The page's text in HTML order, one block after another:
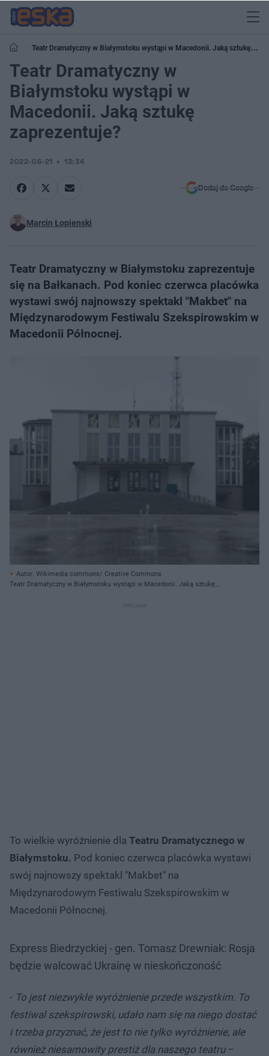
Teatr Dramatyczny w Białymstoku wystąpi w Macedonii. Jaką sztukę
zaprezentuje?
Teatr Dramatyczny w
Białymstoku wystąpi w
Macedonii. Jaką sztukę
zaprezentuje?
2022-06-21 13:34
Dodaj do Google
Marcin Łopienski
Teatr Dramatyczny w Białymstoku zaprezentuje
się na Bałkanach. Pod koniec czerwca placówka
wystawi swój najnowszy spektakl "Makbet" na
Międzynarodowym Festiwalu Szekspirowskim w
Macedonii Północnej.
Autor: Wikimedia commons/ Creative Commons
Teatr Dramatyczny w Białymstoku wystąpi w Macedonii. Jaką sztukę
To wielkie wyróżnienie dla Teatru Dramatycznego w
Białymstoku. Pod koniec czerwca placówka wystawi
swój najnowszy spektakl "Makbet" na
Międzynarodowym Festiwalu Szekspirowskim w
Macedonii Północnej.
Express Biedrzyckiej - gen. Tomasz Drewniak: Rosja
będzie walcować Ukrainę w nieskończoność
- To jest niezwykłe wyróżnienie przede wszystkim. To
festiwal szekspirowski, udało nam się na niego dostać
i trzeba przyznać, że jest to nie tylko wyróżnienie, ale
również niesamowity prestiż dla naszego teatru–